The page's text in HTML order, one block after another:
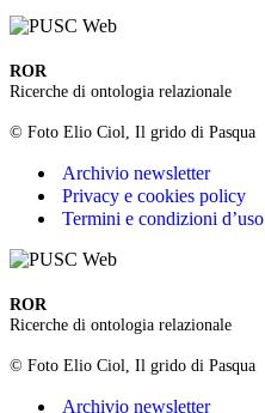
ROR
Ricerche di ontologia relazionale
© Foto Elio Ciol, Il grido di Pasqua
Archivio newsletter
Privacy e cookies policy
Termini e condizioni d’uso
ROR
Ricerche di ontologia relazionale
© Foto Elio Ciol, Il grido di Pasqua
Archivio newsletter